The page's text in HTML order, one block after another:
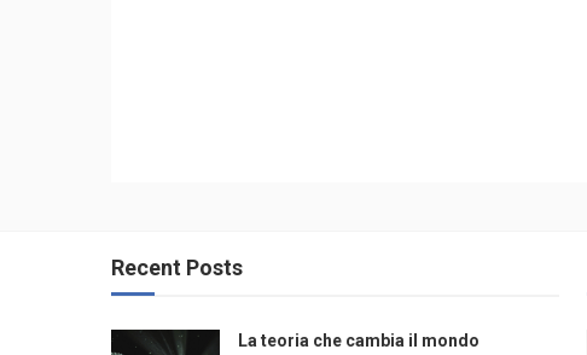
Recent Posts
La teoria che cambia il mondo